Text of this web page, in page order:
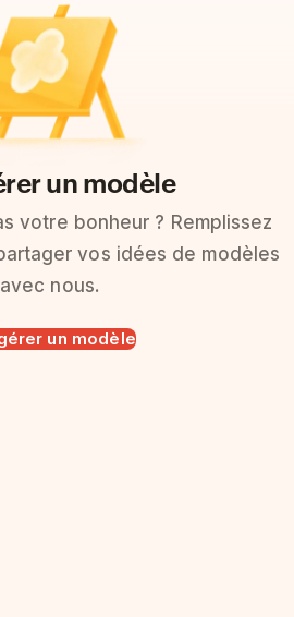
un modèle
votre bonheur ? Remplissez
vos idées de modèles
avec nous.
un modèle